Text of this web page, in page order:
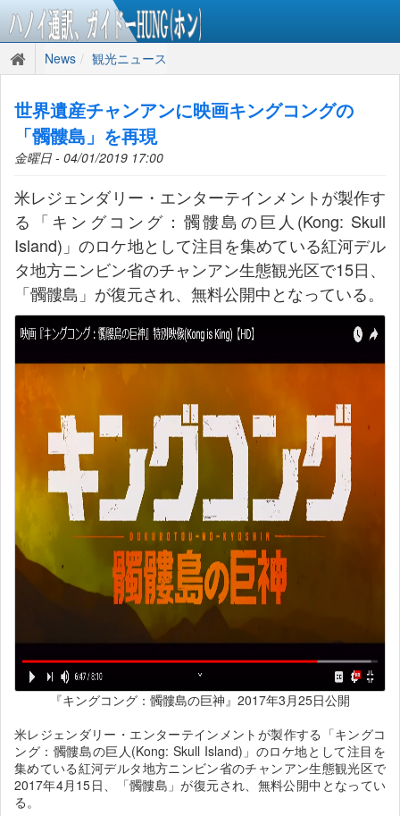
News 観光ニュース
世界遺産チャンアンに映画キングコングの
「髑髏島」を再現
金曜日 - 04/01/2019 17:00
米レジェンダリー・エンターテインメントが製作す
る「キングコング：髑髏島の巨人(Kong: Skull
Island)」のロケ地として注目を集めている紅河デル
タ地方ニンビン省のチャンアン生態観光区で15日、
「髑髏島」が復元され、無料公開中となっている。
『キングコング：髑髏島の巨神』2017年3月25日公開
米レジェンダリー・エンターテインメントが製作する「キングコ
ング：髑髏島の巨人(Kong: Skull Island)」のロケ地として注目を
集めている紅河デルタ地方ニンビン省のチャンアン生態観光区で
2017年4月15日、「髑髏島」が復元され、無料公開中となってい
る。